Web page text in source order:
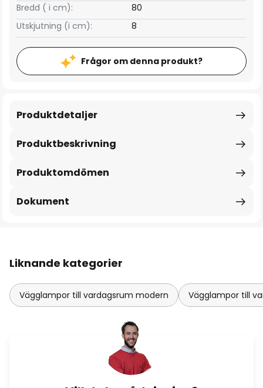
Bredd ( i cm): 80
Utskjutning (i cm): 8
Frågor om denna produkt?
Produktbeskrivning
Produktdetaljer
Produktomdömen
Dokument
Liknande kategorier
Vägglampor till vardagsrum modern Vägglampor till